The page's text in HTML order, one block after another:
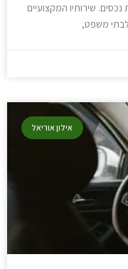
שירותיו המקצועיים
לבתי משפט,
אילון אוריאל